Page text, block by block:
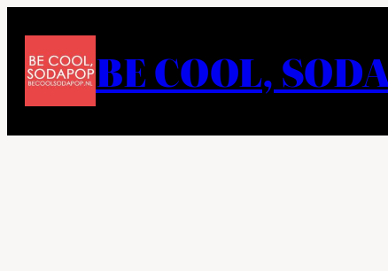
de
BE COOL,